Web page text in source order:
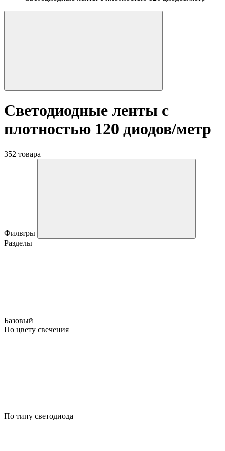
Светодиодные ленты с
плотностью 120 диодов/метр
352 товара
Фильтры
Разделы
Базовый
По цвету свечения
По типу светодиода